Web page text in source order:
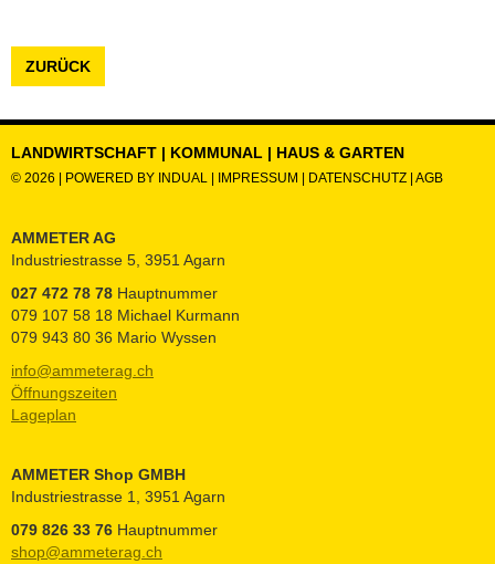
ZURÜCK
LANDWIRTSCHAFT | KOMMUNAL | HAUS & GARTEN
© 2026 | POWERED BY INDUAL IMPRESSUM DATENSCHUTZ AGB
AMMETER AG
Industriestrasse 5, 3951 Agarn
027 472 78 78 Hauptnummer
079 107 58 18 Michael Kurmann
079 943 80 36 Mario Wyssen
info@ammeterag.ch
Öffnungszeiten
Lageplan
AMMETER Shop GMBH
Industriestrasse 1, 3951 Agarn
079 826 33 76 Hauptnummer
shop@ammeterag.ch